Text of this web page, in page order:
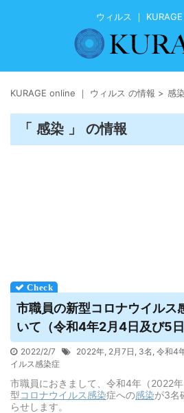
ウィルス ｜
KURAGE online ｜ ウィルス の情報 > 感染
「 感染 」 の情報
市職員の新型コロナウイルス
いて（令和4年2月4日及び5
2022/2/7 2022年, 2月7日 , 3名 , 令和4
イルス感染症
市職員におきまして、令和4年（2022
型コロナウイルス感染症への感染が3名
らせします。